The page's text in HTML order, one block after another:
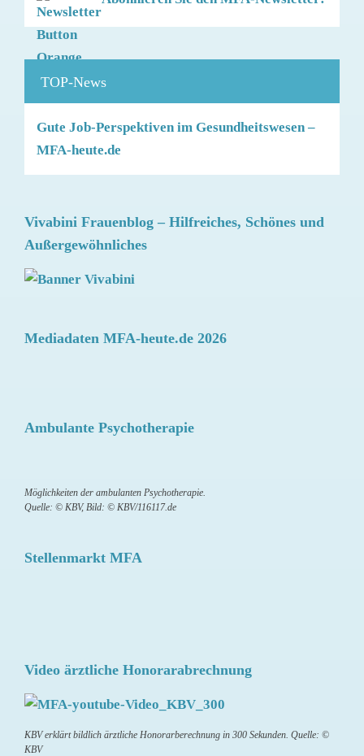
TOP-News
Gute Job-Perspektiven im Gesundheitswesen –
MFA-heute.de
Vivabini Frauenblog – Hilfreiches, Schönes und
Außergewöhnliches
Mediadaten MFA-heute.de 2026
Ambulante Psychotherapie
Möglichkeiten der ambulanten Psychotherapie.
Quelle: © KBV, Bild: © KBV/116117.de
Stellenmarkt MFA
Video ärztliche Honorarabrechnung
KBV erklärt bildlich ärztliche Honorarberechnung in 300 Sekunden. Quelle: ©
KBV